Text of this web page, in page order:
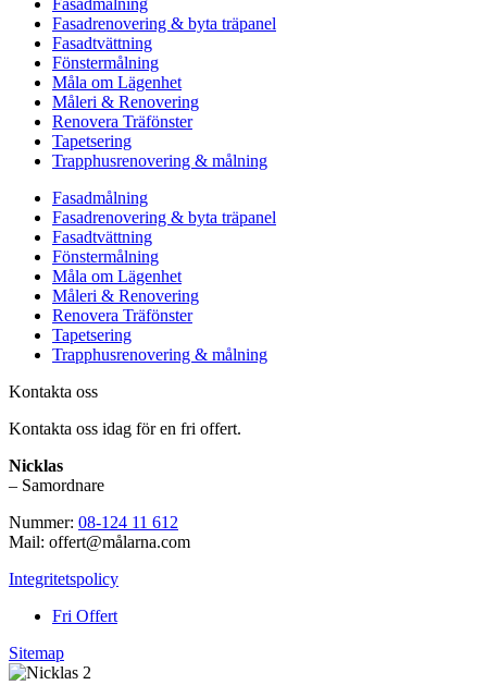
Fasadrenovering & byta träpanel
Fasadtvättning
Fönstermålning
Måla om Lägenhet
Måleri & Renovering
Renovera Träfönster
Tapetsering
Trapphusrenovering & målning
Fasadmålning
Fasadrenovering & byta träpanel
Fasadtvättning
Fönstermålning
Måla om Lägenhet
Måleri & Renovering
Renovera Träfönster
Tapetsering
Trapphusrenovering & målning
Kontakta oss
Kontakta oss idag för en fri offert.
Nicklas
– Samordnare
Nummer: 08-124 11 612
Mail: offert@målarna.com
Integritetspolicy
Fri Offert
Sitemap